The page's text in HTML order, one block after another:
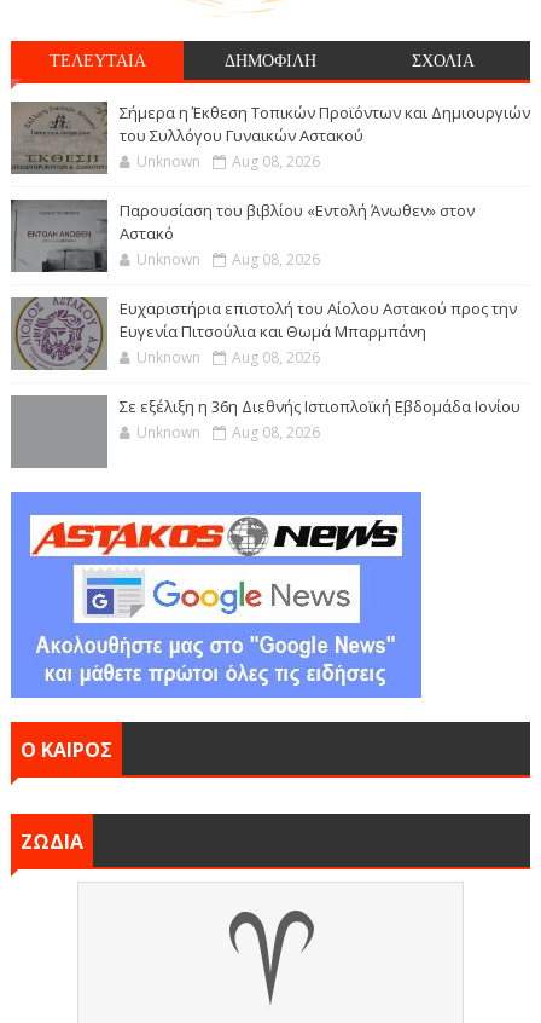
ΤΕΛΕΥΤΑΙΑ ΔΗΜΟΦΙΛΗ ΣΧΟΛΙΑ
Σήμερα η Έκθεση Τοπικών Προϊόντων και Δημιουργιών
του Συλλόγου Γυναικών Αστακού
Unknown Aug 08, 2026
Παρουσίαση του βιβλίου «Εντολή Άνωθεν» στον
Αστακό
Unknown Aug 08, 2026
Ευχαριστήρια επιστολή του Αίολου Αστακού προς την
Ευγενία Πιτσούλια και Θωμά Μπαρμπάνη
Unknown Aug 08, 2026
Σε εξέλιξη η 36η Διεθνής Ιστιοπλοϊκή Εβδομάδα Ιονίου
Unknown Aug 08, 2026
Ο ΚΑΙΡΟΣ
ΖΩΔΙΑ